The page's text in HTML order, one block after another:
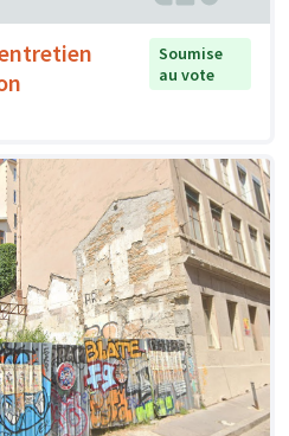
Soumise
au vote